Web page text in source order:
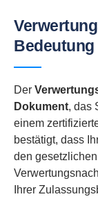
Bedeutung
Der
Dokument, das
einem
bestätigt, dass
den
Ihrer